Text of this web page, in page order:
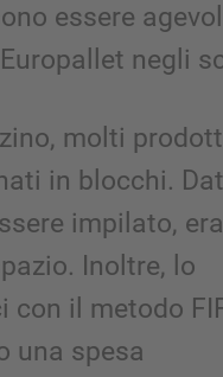
essere
negli
molti
in blocchi.
impilato, era
Inoltre, lo
con il metodo
una spesa